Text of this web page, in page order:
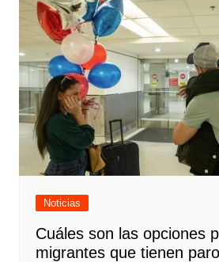
Noticias
Cuáles son las opciones
migrantes que tienen